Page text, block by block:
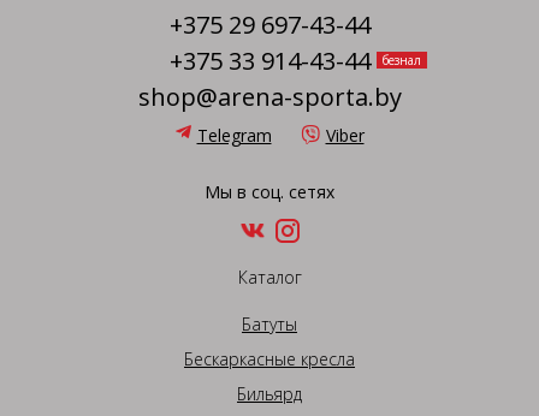
+375 29 697-43-44
+375 33 914-43-44
безнал
shop@arena-sporta.by
Telegram Viber
Мы в соц. сетях
Каталог
Батуты
Бескаркасные кресла
Бильярд